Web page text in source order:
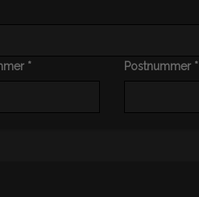
* Postnummer *